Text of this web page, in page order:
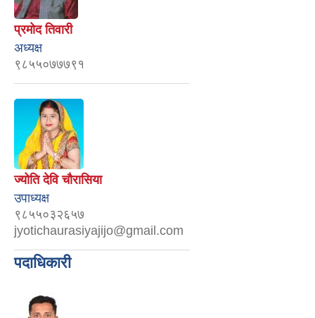
प्रमोद तिवारी
अध्यक्ष
९८५५०७७७९१
ज्योति देवि चौरासिया
उपाध्यक्ष
९८५५०३२६५७
jyotichaurasiyajijo@gmail.com
पदाधिकारी